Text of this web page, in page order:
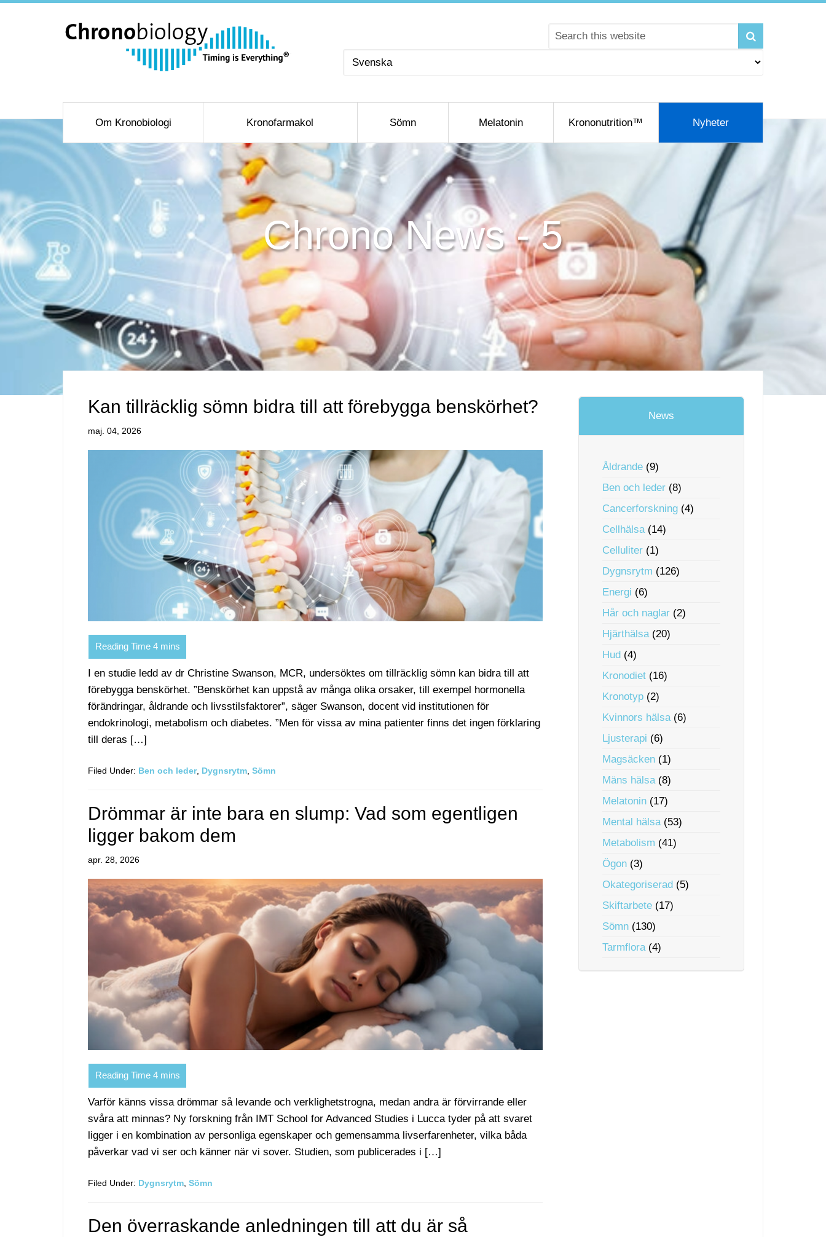
Välj
Om Kronobiologi Kronofarmakol Sömn Melatonin Krononutrition™ Nyheter
Chrono News - 5
Kan tillräcklig sömn bidra till att förebygga benskörhet?
maj. 04, 2026
I en studie ledd av dr Christine Swanson, MCR, undersöktes om tillräcklig sömn kan bidra till att
förebygga benskörhet. ”Benskörhet kan uppstå av många olika orsaker, till exempel hormonella
förändringar, åldrande och livsstilsfaktorer”, säger Swanson, docent vid institutionen för
endokrinologi, metabolism och diabetes. ”Men för vissa av mina patienter finns det ingen förklaring
till deras […]
Filed Under: Ben och leder, Dygnsrytm Sömn
Drömmar är inte bara en slump: Vad som egentligen
ligger bakom dem
apr. 28, 2026
Varför känns vissa drömmar så levande och verklighetstrogna, medan andra är förvirrande eller
svåra att minnas? Ny forskning från IMT School for Advanced Studies i Lucca tyder på att svaret
ligger i en kombination av personliga egenskaper och gemensamma livserfarenheter, vilka båda
påverkar vad vi ser och känner när vi sover. Studien, som publicerades i […]
Filed Under: Dygnsrytm Sömn
Den överraskande anledningen till att du är så
News
Åldrande (9)
Ben och leder (8)
Cancerforskning (4)
Cellhälsa(14)
Celluliter (1)
Dygnsrytm (126)
Energi (6)
Hår och naglar (2)
Hjärthälsa(20)
Hud (4)
Kronodiet (16)
Kronotyp (2)
Kvinnors hälsa(6)
Ljusterapi (6)
Magsäcken (1)
Mäns hälsa(8)
Melatonin (17)
Mental hälsa(53)
Metabolism (41)
Ögon (3)
Okategoriserad (5)
Skiftarbete (17)
Sömn (130)
Tarmflora(4)